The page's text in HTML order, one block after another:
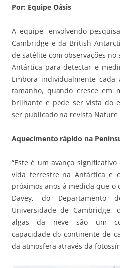
Por: Equipe Oásis
A equipe, envolvendo
Cambridge e da British
de satélite com observações
Antártica para detectar e
Embora individualmente cada
tamanho, quando cresce em
brilhante e pode ser vista do
ser publicado na revista Nature
Aquecimento rápido na
“Este é um avanço
vida terrestre na Antártica e
próximos anos à medida que o
Davey, do Departamento
Universidade de Cambridge,
algas da neve são um
capacidade do continente de
da atmosfera através da